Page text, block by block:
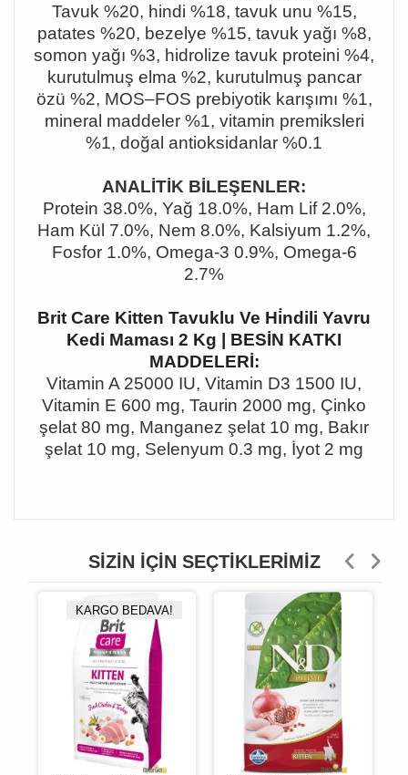
Tavuk %20, hindi %18, tavuk unu %15,
patates %20, bezelye %15, tavuk yağı %8,
somon yağı %3, hidrolize tavuk proteini %4,
kurutulmuş elma %2, kurutulmuş pancar
özü %2, MOS–FOS prebiyotik karışımı %1,
mineral maddeler %1, vitamin premiksleri
%1, doğal antioksidanlar %0.1
ANALİTİK BİLEŞENLER:
Protein 38.0%, Yağ 18.0%, Ham Lif 2.0%,
Ham Kü l 7.0%, Nem 8.0%, Kalsiyum 1.2%,
Fosfor 1.0%, Omega-3 0.9%, Omega-6
2.7%
Brit Care Kitten Tavuklu Ve Hi̇ndili Yavru
Kedi Maması 2 Kg | BESİN KATKI
MADDELERİ:
Vitamin A 25000 IU, Vitamin D3 1500 IU,
Vitamin E 600 mg, Taurin 2000 mg, Çinko
şelat 80 mg, Manganez şelat 10 mg, Bakır
şelat 10 mg, Selenyum 0.3 mg, İyot 2 mg
SIZIN İÇIN SEÇTIKLERIMIZ
KARGO BEDAVA!